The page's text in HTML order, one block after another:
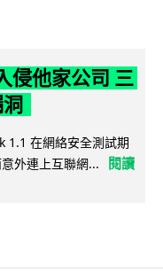
侵他家公司 三
1.1 在網絡安全測試期
外連上互聯網...
閱讀